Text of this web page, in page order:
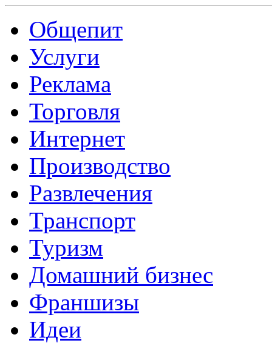
Общепит
Услуги
Реклама
Торговля
Интернет
Производство
Развлечения
Транспорт
Туризм
Домашний бизнес
Франшизы
Идеи